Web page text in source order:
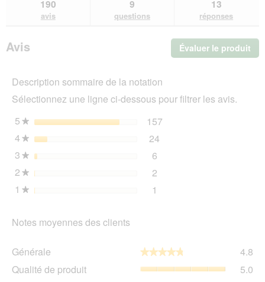
Hill's
Gastrointestinal
190
avis
9
questions
13
réponses
Avis Évaluer le produit
Description sommaire de la notation
Sélectionnez une ligne ci-dessous pour filtrer les avis.
5★ étoiles 157
4★ étoiles 24
3★ étoiles 6
2★ étoiles 2
1★ étoiles 1
Notes moyennes des clients
Générale ★★★★★
★★★★★ 4.8
Qualité de produit 5.0